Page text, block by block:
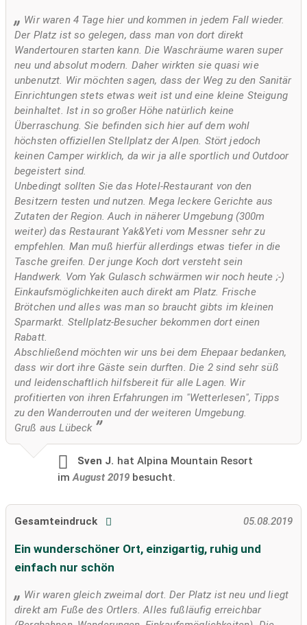
Wir waren 4 Tage hier und kommen in jedem Fall wieder.
Der Platz ist so gelegen, dass man von dort direkt
Wandertouren starten kann. Die Waschräume waren super
neu und absolut modern. Daher wirkten sie quasi wie
unbenutzt. Wir möchten sagen, dass der Weg zu den Sanitär
Einrichtungen stets etwas weit ist und eine kleine Steigung
beinhaltet. Ist in so großer Höhe natürlich keine
Überraschung. Sie befinden sich hier auf dem wohl
höchsten offiziellen Stellplatz der Alpen. Stört jedoch
keinen Camper wirklich, da wir ja alle sportlich und Outdoor
begeistert sind.
Unbedingt sollten Sie das Hotel-Restaurant von den
Besitzern testen und nutzen. Mega leckere Gerichte aus
Zutaten der Region. Auch in näherer Umgebung (300m
weiter) das Restaurant Yak&Yeti vom Messner sehr zu
empfehlen. Man muß hierfür allerdings etwas tiefer in die
Tasche greifen. Der junge Koch dort versteht sein
Handwerk. Vom Yak Gulasch schwärmen wir noch heute ;-)
Einkaufsmöglichkeiten auch direkt am Platz. Frische
Brötchen und alles was man so braucht gibts im kleinen
Sparmarkt. Stellplatz-Besucher bekommen dort einen
Rabatt.
Abschließend möchten wir uns bei dem Ehepaar bedanken,
dass wir dort ihre Gäste sein durften. Die 2 sind sehr süß
und leidenschaftlich hilfsbereit für alle Lagen. Wir
profitierten von ihren Erfahrungen im "Wetterlesen", Tipps
zu den Wanderrouten und der weiteren Umgebung.
Gruß aus Lübeck
Sven J. hat Alpina Mountain Resort
im August 2019 besucht.
Gesamteindruck 05.08.2019
Ein wunderschöner Ort, einzigartig, ruhig und
einfach nur schön
Wir waren gleich zweimal dort. Der Platz ist neu und liegt
direkt am Fuße des Ortlers. Alles fußläufig erreichbar